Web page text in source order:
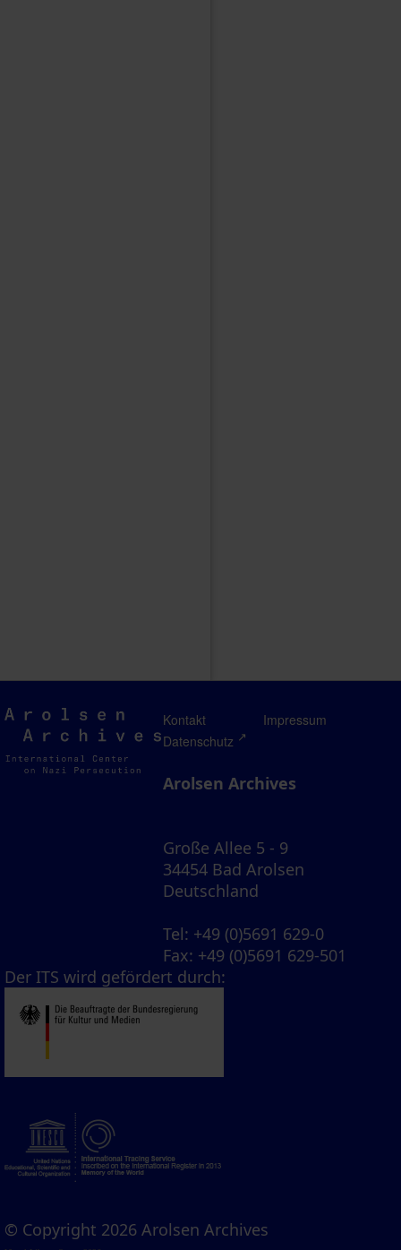
Arolsen
Archives
Kontakt
Impressum
Datenschutz
Arolsen Archives
Große Allee 5 - 9
34454 Bad Arolsen
Deutschland
Tel: +49 (0)5691 629-0
Fax: +49 (0)5691 629-501
Der ITS wird gefördert durch:
© Copyright 2026 Arolsen Archives